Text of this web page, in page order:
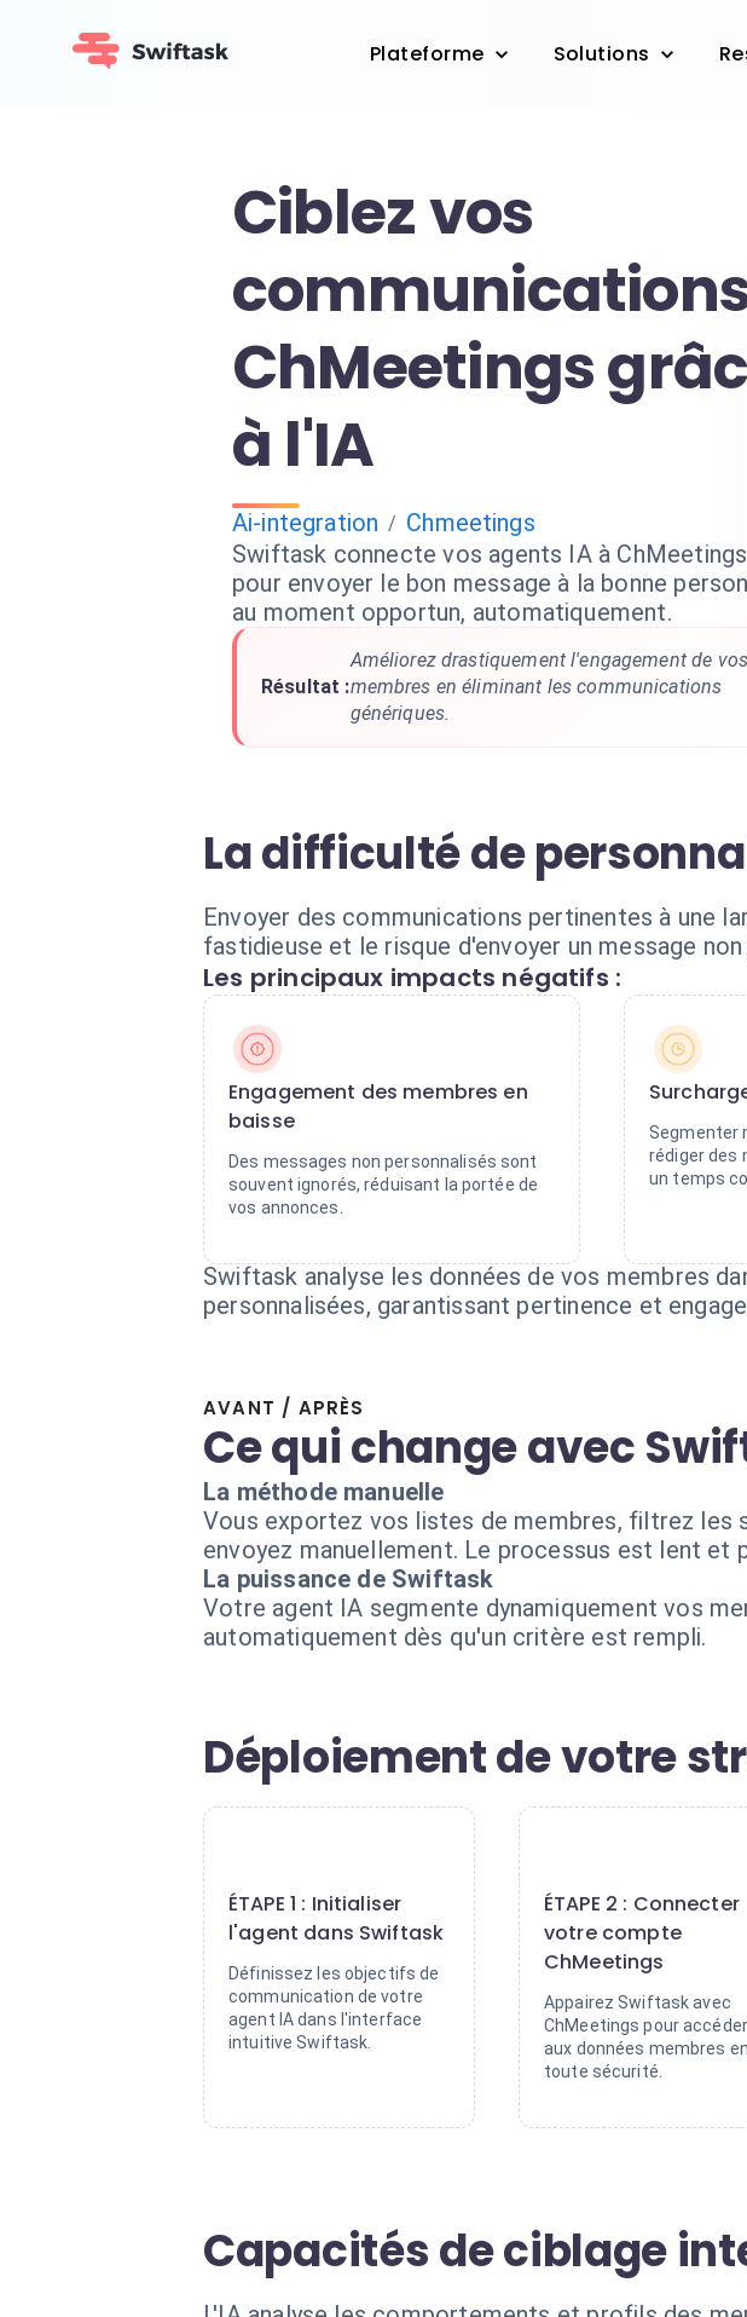
Plateforme Solutions
Ciblez vos
ChMeetings
à l'IA
Ai-integration / Chmeetings
Swiftask connecte vos agents IA à ChMeetings
pour envoyer le bon message à la bonne
au moment opportun, automatiquement.
Résultat :
Améliorez drastiquement l'engagement de vos
membres en éliminant les communications
génériques.
La difficulté de
Envoyer des communications pertinentes à une
fastidieuse et le risque d'envoyer un message
Les principaux impacts négatifs :
Engagement des membres en
baisse
Des messages non personnalisés sont
souvent ignorés, réduisant la portée de
vos annonces.
Segmenter
rédiger des
un temps
Swiftask analyse les données de vos membres
personnalisées, garantissant pertinence et
AVANT / APRÈS
Ce qui change avec
La méthode manuelle
Vous exportez vos listes de membres, filtrez les
envoyez manuellement. Le processus est lent et
La puissance de Swiftask
Votre agent IA segmente dynamiquement vos
automatiquement dès qu'un critère est rempli.
Déploiement de votre
ÉTAPE 1 : Initialiser
l'agent dans Swiftask
Définissez les objectifs de
communication de votre
agent IA dans l'interface
intuitive Swiftask.
ÉTAPE 2 : Connecter
votre compte
ChMeetings
Appairez Swiftask avec
ChMeetings pour accéder
aux données membres en
toute sécurité.
Capacités de ciblage